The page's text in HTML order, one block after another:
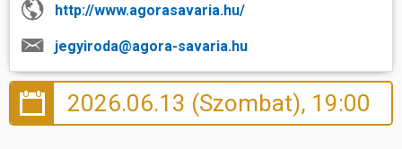
http://www.agorasavaria.hu/
jegyiroda@agora-savaria.hu
2026.06.13 (Szombat), 19:00